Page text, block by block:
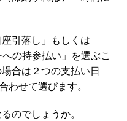
引落し」もしくは
の持参払い」を選ぶこ
合は２つの支払い日
わせて選びます。
のでしょうか。